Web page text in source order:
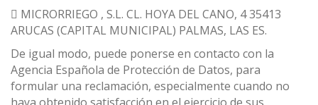
 MICRORRIEGO , S.L. CL. HOYA DEL CANO, 4 35413
ARUCAS (CAPITAL MUNICIPAL) PALMAS, LAS ES.
De igual modo, puede ponerse en contacto con la
Agencia Española de Protección de Datos, para
formular una reclamación, especialmente cuando no